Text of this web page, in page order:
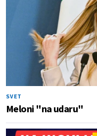
SVET
Meloni "na udaru"